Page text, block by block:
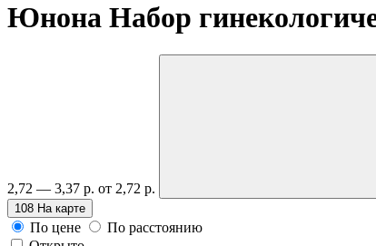
Юнона Набор
2,72 — 3,37 р. от 2,72 р.
108 На карте
По цене
По расстоянию